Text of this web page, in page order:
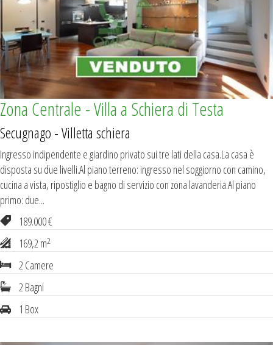
Zona Centrale - Villa a Schiera di Testa
Secugnago - Villetta schiera
Ingresso indipendente e giardino privato sui tre lati della casa.La casa è
disposta su due livelli.Al piano terreno: ingresso nel soggiorno con camino,
cucina a vista, ripostiglio e bagno di servizio con zona lavanderia.Al piano
primo: due...
189.000 €
169,2 m2
2 Camere
2 Bagni
1 Box